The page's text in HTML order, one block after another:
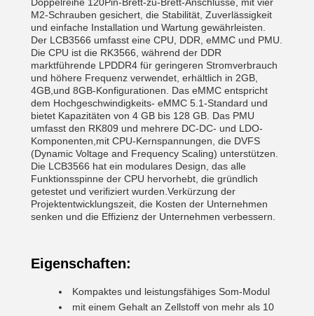
M2-Schrauben gesichert, die Stabilität, Zuverlässigkeit
und einfache Installation und Wartung gewährleisten.
Der LCB3566 umfasst eine CPU, DDR, eMMC und PMU.
Die CPU ist die RK3566, während der DDR
marktführende LPDDR4 für geringeren Stromverbrauch
und höhere Frequenz verwendet, erhältlich in 2GB,
4GB,und 8GB-Konfigurationen. Das eMMC entspricht
dem Hochgeschwindigkeits- eMMC 5.1-Standard und
bietet Kapazitäten von 4 GB bis 128 GB. Das PMU
umfasst den RK809 und mehrere DC-DC- und LDO-
Komponenten,mit CPU-Kernspannungen, die DVFS
(Dynamic Voltage and Frequency Scaling) unterstützen.
Die LCB3566 hat ein modulares Design, das alle
Funktionsspinne der CPU hervorhebt, die gründlich
getestet und verifiziert wurden.Verkürzung der
Projektentwicklungszeit, die Kosten der Unternehmen
senken und die Effizienz der Unternehmen verbessern.
Eigenschaften:
Kompaktes und leistungsfähiges Som-Modul
mit einem Gehalt an Zellstoff von mehr als 10